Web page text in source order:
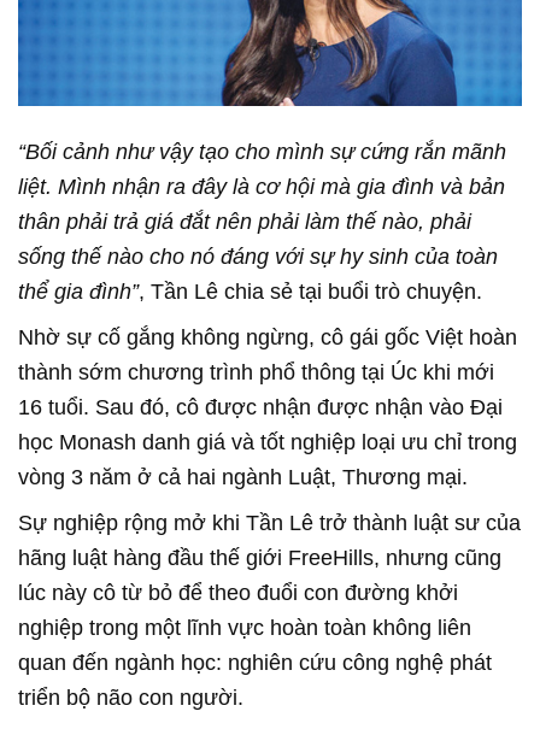
“Bối cảnh như vậy tạo cho mình sự cứng rắn mãnh
liệt. Mình nhận ra đây là cơ hội mà gia đình và bản
thân phải trả giá đắt nên phải làm thế nào, phải
sống thế nào cho nó đáng với sự hy sinh của toàn
thể gia đình”, Tần Lê chia sẻ tại buổi trò chuyện.
Nhờ sự cố gắng không ngừng, cô gái gốc Việt hoàn
thành sớm chương trình phổ thông tại Úc khi mới
16 tuổi. Sau đó, cô được nhận được nhận vào Đại
học Monash danh giá và tốt nghiệp loại ưu chỉ trong
vòng 3 năm ở cả hai ngành Luật, Thương mại.
Sự nghiệp rộng mở khi Tần Lê trở thành luật sư của
hãng luật hàng đầu thế giới FreeHills, nhưng cũng
lúc này cô từ bỏ để theo đuổi con đường khởi
nghiệp trong một lĩnh vực hoàn toàn không liên
quan đến ngành học: nghiên cứu công nghệ phát
triển bộ não con người.